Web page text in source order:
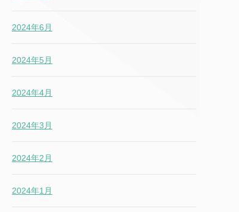
2024年6月
2024年5月
2024年4月
2024年3月
2024年2月
2024年1月